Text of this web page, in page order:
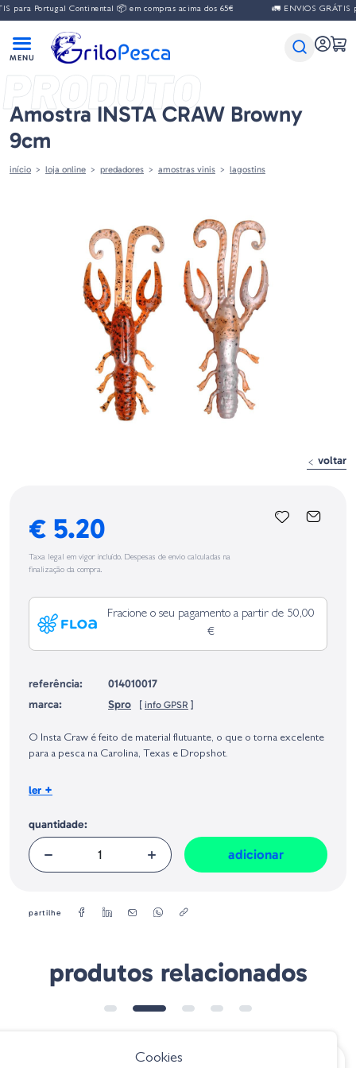
para Portugal Continental 📦 em compras acima dos 65€ 🚛 ENVIOS GRÁTIS
PRODUTO
Amostra INSTA CRAW Browny
9cm
início loja online predadores amostras vinis lagostins
voltar
€ 5.20
Taxa legal em vigor incluído. Despesas de envio calculadas na
finalização da compra.
Fracione o seu pagamento a partir de 50,00
€
referência:
014010017
marca:
Spro [ info GPSR ]
Europeia, dos produtos da marca, conforme requerido no Regulamento
Geral sobre a Segurança dos Produtos (GPSR):
O Insta Craw é feito de material flutuante, o que o torna excelente
para a pesca na Carolina, Texas e Dropshot.
Tamanho
ler +
quantidade:
adicionar
partilhe
produtos relacionados
Cookies